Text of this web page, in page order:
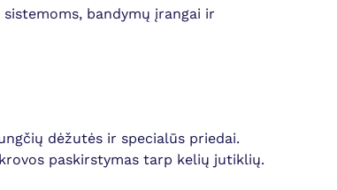
bandymų įrangai ir
dėžutės ir specialūs priedai.
paskirstymas tarp kelių jutiklių.